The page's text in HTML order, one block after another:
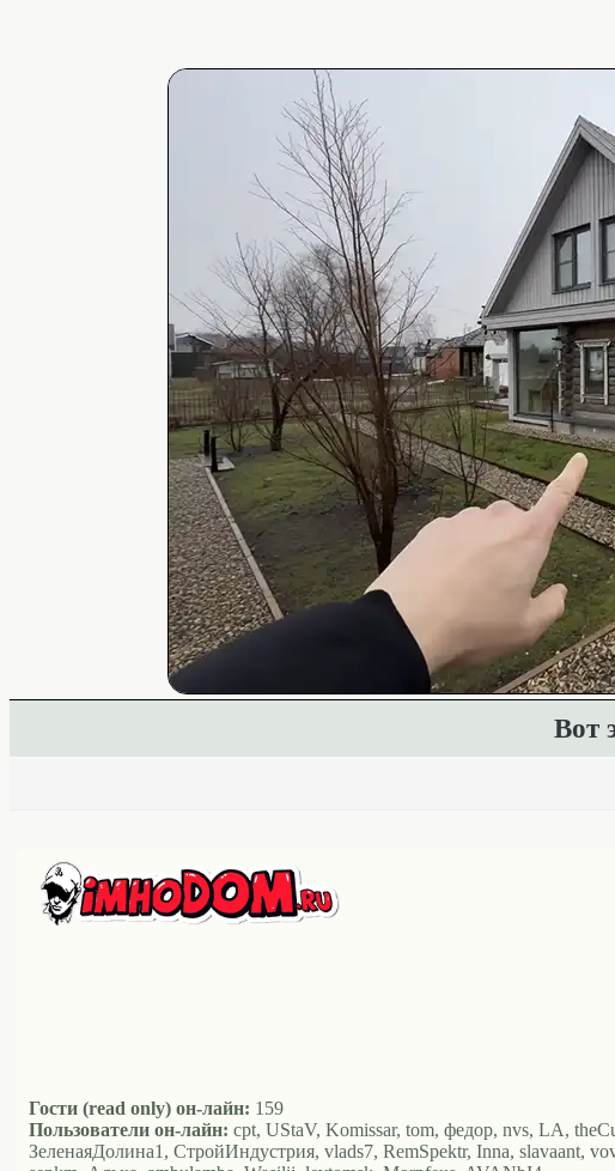
Вот
Гости (read only) он-лайн: 159
Пользователи он-лайн: cpt, UStaV, Komissar, tom, федор, nvs, LA,
ЗеленаяДолина1, СтройИндустрия, vlads7, RemSpektr, Inna,